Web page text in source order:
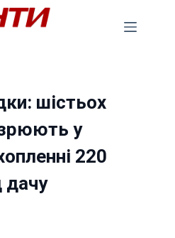
шістьох
у
220
дачу